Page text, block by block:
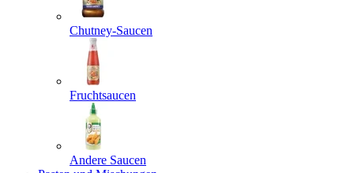
Chutney-Saucen
Fruchtsaucen
Andere Saucen